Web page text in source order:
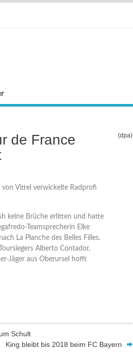
de France
(dpa)
Vittel verwickelte Radprofi
keine Brüche erlitten und hatte
Teamsprecherin Elke
La Planche des Belles Filles.
Alberto Contador,
Jäger aus Oberursel hofft
Schult
King bleibt bis 2018 beim FC Bayern